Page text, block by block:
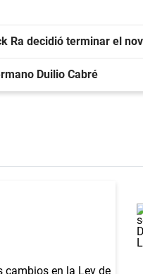
Ra decidió terminar el
Duilio Cabré